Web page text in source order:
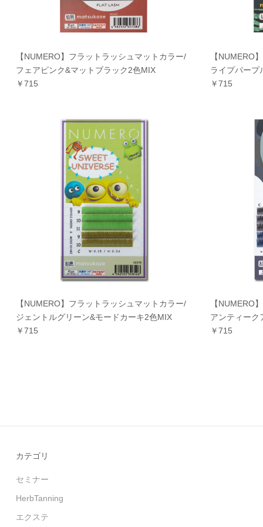
【NUMERO】フラットラッシュマットカラー/
フェアピンク&マットブラック2色MIX
￥715
【NUMERO
ライプパープ
￥715
【NUMERO】フラットラッシュマットカラー/
ジェントルグリーン&モードカーキ2色MIX
￥715
【NUMERO
アンティーク
￥715
カテゴリ
セミナー
HerbTanning
エクステ